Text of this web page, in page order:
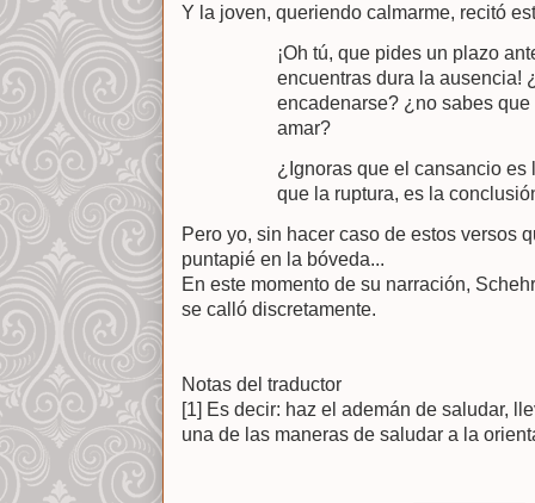
Y la joven, queriendo calmarme, recitó
¡Oh tú, que pides un plazo
encuentras dura la ausencia!
encadenarse? ¿no sabes
amar?
¿Ignoras que el cansancio
que la ruptura, es la
Pero yo, sin hacer caso de estos versos
puntapié en la bóveda...
En este momento de su narración,
se calló discretamente.
Notas del traductor
[1] Es decir: haz el ademán de saludar,
una de las maneras de saludar a la